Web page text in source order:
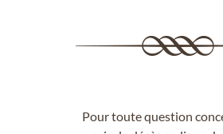
Pour toute question